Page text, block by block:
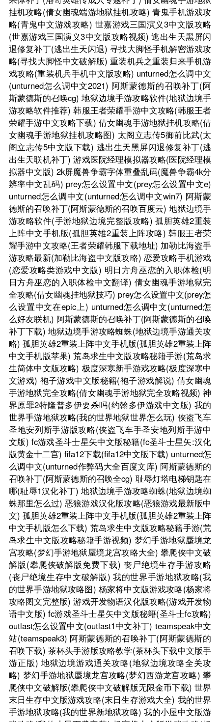
挂机攻略(倩女幽魂端游地狱挂机攻略) 青鬼手机游戏攻
略(青鬼中文游戏攻略) 世嘉游戏三国演义3中文版攻略
(世嘉游戏三国演义3中文版攻略视频) 逃出生天黑屏闪
退修复补丁(逃出生天闪退) 寻找大脚怪手机解密游戏攻
略(寻找大脚怪中文破解版) 重装机兵之重装归来手机游
戏攻略(重装机兵手机中文版攻略) unturned怎么调中文
(unturned怎么调中文2021) 阿斯蒙德斯的召唤补丁(阿
斯蒙德斯的召唤cg) 地狱边境手游攻略软件(地狱边境手
游攻略软件推荐) 韩服王者荣耀手游中文攻略(韩服王者
荣耀手游中文攻略下载) 倩女幽魂手游地狱挂机攻略(倩
女幽魂手游地狱挂机攻略图) 太阁立志传5御前比武(太
阁立志传5中文版下载) 逃出生天黑屏闪退修复补丁(逃
出生天联机补丁) 游戏医院经理模拟器攻略(医院经理模
拟器中文版) 2k屏魔兽争霸字体重叠乱码(魔兽争霸4k分
辨率中文乱码) prey怎么设置中文(prey怎么设置中文e)
unturned怎么调中文(unturned怎么调中文win7) 阿斯蒙
德斯的召唤补丁(阿斯蒙德斯的召唤百度云) 地狱边境手
游攻略软件(手游地狱边境完整版攻略) 孤胆英雄2重装
上阵中文手机版(孤胆英雄2重装上阵攻略) 韩服王者荣
耀手游中文攻略(王者荣耀韩服下载地址) 加勒比海盗手
游攻略最新(加勒比海盗中文版攻略) 恋爱攻略手机游戏
(恋爱攻略类游戏中文版) 明日方舟巫恋的入职体检(明
日方舟巫恋的入职体检中文翻译) 倩女幽魂手游地狱完
全攻略(倩女幽魂挂地狱技巧) prey怎么设置中文(prey怎
么设置中文在epic上) unturned怎么调中文(unturned怎
么好友联机) 阿斯蒙德斯的召唤补丁(阿斯蒙德斯的召唤
补丁下载) 地狱边境手游攻略蜘蛛(地狱边境手游通关攻
略) 孤胆英雄2重装上阵中文手机版(孤胆英雄2重装上阵
中文手机版苹果) 荒岛求生中文版攻略秘籍手游(荒岛求
生简体中文版攻略) 极度深寒新手游戏攻略(极度深寒中
文游戏) 袍子游戏中文版秘籍(袍子游戏解说) 倩女幽魂
手游地狱完全攻略(倩女幽魂手游地狱完全攻略视频) 神
界原罪2特隆普多伊要杀吗(约翰多伊游戏中文版) 我的
世界手游地狱攻略(我的世界地狱世界怎么玩) 侠盗飞车
圣地安列斯手游版攻略(侠盗飞车手圣安地列斯手游中
文版) fc游戏圣斗士星矢中文版秘籍(fc圣斗士星矢:汉化
版黄金十二宫) fifa12下载(fifa12中文版下载) unturned怎
么调中文(unturned作弊码大全百度文库) 阿斯蒙德斯的
召唤补丁(阿斯蒙德斯的召唤全cg) 耻辱灯塔电梯钥匙在
哪(耻辱1汉化补丁) 地狱边境手游攻略蜘蛛(地狱边境蜘
蛛那里怎么过) 恶狼游戏汉化版攻略(恶狼游戏最新版中
文) 孤胆英雄2重装上阵中文手机版(孤胆英雄2重装上阵
中文手机版怎么下载) 荒岛求生中文版攻略秘籍手游(荒
岛求生中文版攻略秘籍手游视频) 梦幻手游地狱蜃境龙
宫攻略(梦幻手游地狱蜃境龙宫攻略大全) 攀爬侠中文破
解版(攀爬侠破解版免费下载) 丧尸绝境生存手游攻略
(丧尸绝境生存中文破解版) 我的世界手游地狱攻略(我
的世界手游地狱攻略图) 杨家将中文版游戏攻略(杨家将
攻略图文完整版) 游戏开发物语汉化版攻略(游戏开发物
语中文版) fc游戏圣斗士星矢中文版秘籍(圣斗士fc攻略)
outlast怎么设置中文(outlast1中文补丁) teamspeak中文
站(teamspeak3) 阿斯蒙德斯的召唤补丁(阿斯蒙德斯的
召唤下载) 茶杯头手游版攻略教学(茶杯头下载中文版手
游正版) 地狱边境游戏通关攻略(地狱边境攻略全关攻
略) 梦幻手游地狱蜃境龙宫攻略(梦幻西游龙宫攻略) 攀
爬侠中文破解版(攀爬侠中文破解版无限金币下载) 世界
末日生存中文版游戏攻略(末日生存游戏大全) 我的世界
手游地狱攻略(我的世界新地狱攻略) 我的小屋中文版游